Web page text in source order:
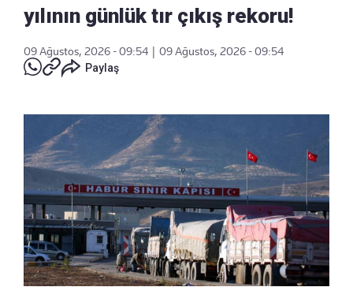
yılının günlük tır çıkış rekoru!
09 Ağustos, 2026 - 09:54
09 Ağustos, 2026 - 09:54
Paylaş